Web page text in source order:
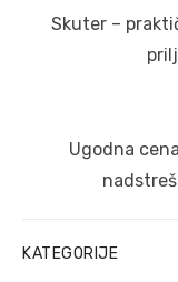
prispevka
Prejšnji
Skuter –
Naslednji
prispevek:
Ugodna
KATEGORIJE